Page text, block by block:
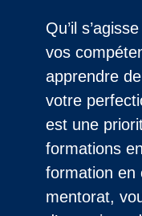
Qu’il
vos
apprendre
votre
est une
formations
formation en
mentorat,